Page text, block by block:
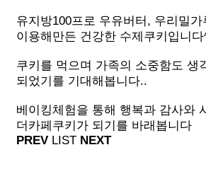
유지방100프로 우유버터, 우리밀
이용해만든 건강한 수제쿠키입니다
쿠키를 먹으며 가족의 소중함도 생
되었기를 기대해봅니다..
베이킹체험을 통해 행복과 감사와
더카페쿠키가 되기를 바래봅니다
PREV LIST NEXT